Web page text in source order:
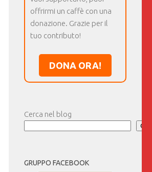
offrirmi un caffè con una
donazione. Grazie per il
tuo contributo!
DONA ORA!
Cerca nel blog
GRUPPO FACEBOOK